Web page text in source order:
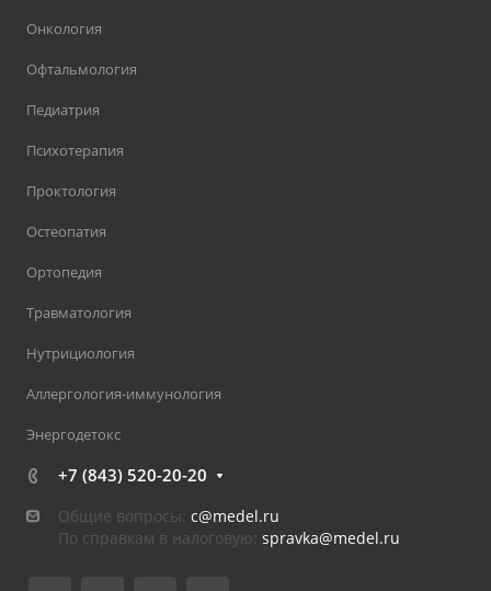
Онкология
Офтальмология
Педиатрия
Психотерапия
Проктология
Остеопатия
Ортопедия
Травматология
Нутрициология
Аллергология-иммунология
Энергодетокс
+7 (843) 520-20-20
Общие вопросы: c@medel.ru
По справкам в налоговую: spravka@medel.ru